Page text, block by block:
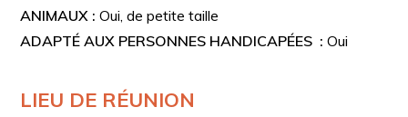
ANIMAUX :Oui, de petite taille
ADAPTÉ AUX PERSONNES HANDICAPÉES :Oui
LIEU DE RÉUNION